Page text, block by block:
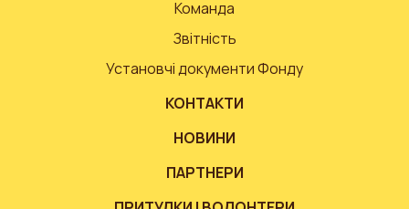
Команда
Звітність
Установчі документи Фонду
КОНТАКТИ
НОВИНИ
ПАРТНЕРИ